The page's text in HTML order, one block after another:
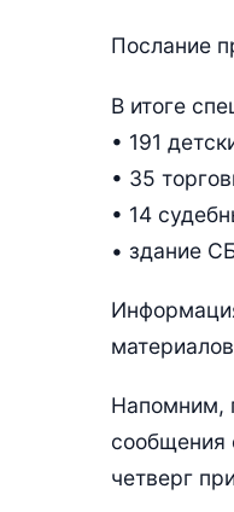
Послание
В итоге
• 191
• 35
• 14
• здание
Напомним,
сообщения
четверг